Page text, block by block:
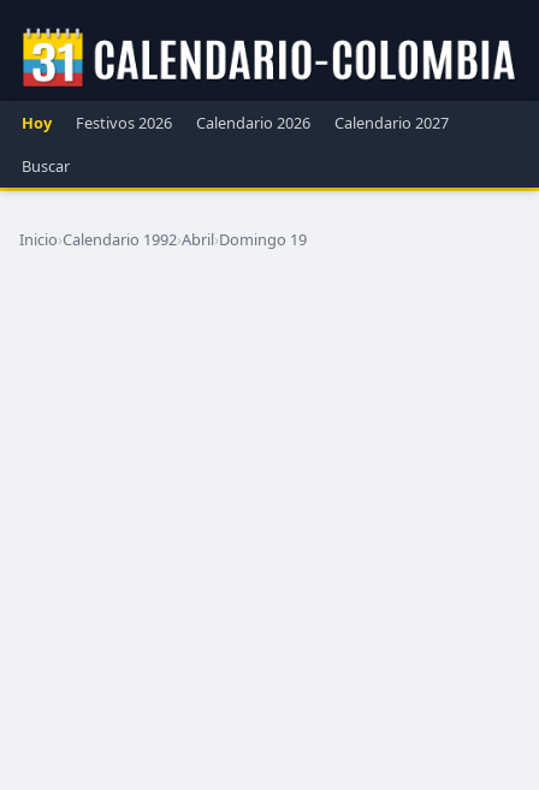
Hoy Festivos 2026 Calendario 2026
Calendario 2027
Buscar
Inicio›Calendario 1992›Abril›Domingo 19